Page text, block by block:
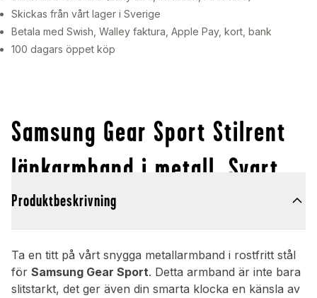
Skickas från vårt lager i Sverige
Betala med Swish, Walley faktura, Apple Pay, kort, bank
100 dagars öppet köp
Samsung Gear Sport Stilrent
länkarmband i metall, Svart
Produktbeskrivning
Ta en titt på vårt snygga metallarmband i rostfritt stål
för Samsung Gear Sport. Detta armband är inte bara
slitstarkt, det ger även din smarta klocka en känsla av